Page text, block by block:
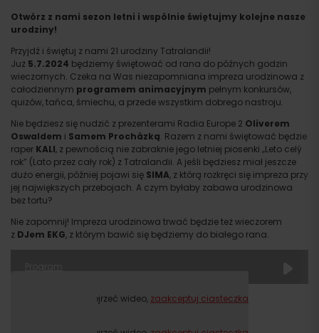
Otwórz z nami sezon letni i wspólnie świętujmy kolejne nasze
urodziny!
Przyjdź i świętuj z nami 21 urodziny Tatralandii!
Już 5.7.2024 będziemy świętować od rana do późnych godzin
wieczornych. Czeka na Was niezapomniana impreza urodzinowa z
całodziennym programem animacyjnym pełnym konkursów,
quizów, tańca, śmiechu, a przede wszystkim dobrego nastroju.
Nie będziesz się nudzić z prezenterami Radia Europe 2 Oliverem
Oswaldem i Samem Procházką. Razem z nami świętować będzie
raper KALI, z pewnością nie zabraknie jego letniej piosenki „Leto celý
rok” (Lato przez cały rok) z Tatralandii. A jeśli będziesz miał jeszcze
dużo energii, później pojawi się SIMA, z którą rozkręci się impreza przy
jej największych przebojach. A czym byłaby zabawa urodzinowa
bez tortu?
Nie zapomnij! Impreza urodzinowa trwać będzie też wieczorem
z DJem EKG, z którym bawić się będziemy do białego rana.
Program animacyjny
Proszę, aby obejrzeć wideo, zaakceptuj ciasteczka